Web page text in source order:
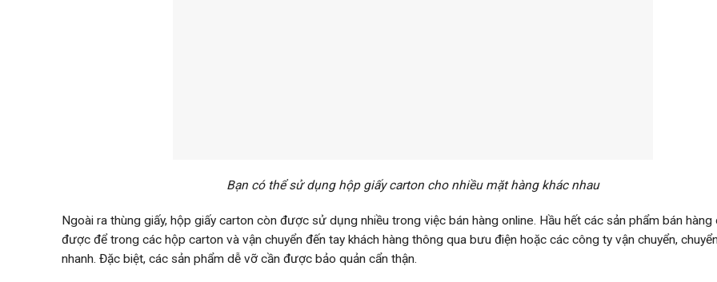
Bạn có thể sử dụng hộp giấy carton cho nhiều mặt hàng khác nhau
Ngoài ra thùng giấy, hộp giấy carton còn được sử dụng nhiều trong việc bán hàng online. Hầu hết các sản phẩm bán hàng
được để trong các hộp carton và vận chuyển đến tay khách hàng thông qua bưu điện hoặc các công ty vận chuyển,
nhanh. Đặc biệt, các sản phẩm dễ vỡ cần được bảo quản cẩn thận.